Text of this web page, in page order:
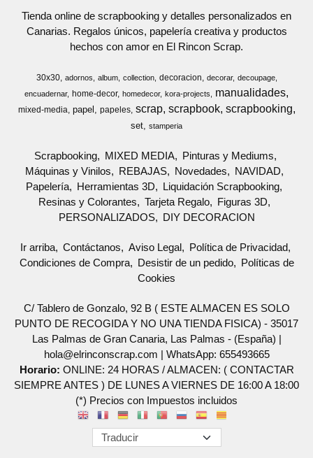
Tienda online de scrapbooking y detalles personalizados en
Canarias. Regalos únicos, papelería creativa y productos
hechos con amor en El Rincon Scrap.
30x30 adornos album collection decoracion decorar
decoupage
encuadernar
home-decor homedecor kora-projects manualidades
mixed-media papel papeles scrap scrapbook scrapbooking
set stamperia
Scrapbooking MIXED MEDIA
Pinturas y Mediums
Máquinas y Vinilos
REBAJAS Novedades
NAVIDAD
Papelería
Herramientas 3D
Liquidación Scrapbooking
Resinas y Colorantes
Tarjeta Regalo
Figuras 3D
PERSONALIZADOS
DIY DECORACION
Ir arriba Contáctanos Aviso Legal
Política de Privacidad
Condiciones de Compra
Desistir de un pedido
Políticas de
Cookies
C/ Tablero de Gonzalo, 92 B ( ESTE ALMACEN ES SOLO
PUNTO DE RECOGIDA Y NO UNA TIENDA FISICA) - 35017
Las Palmas de Gran Canaria, Las Palmas - (España) |
hola@elrinconscrap.com | WhatsApp: 655493665
Horario: ONLINE: 24 HORAS / ALMACEN: ( CONTACTAR
SIEMPRE ANTES ) DE LUNES A VIERNES DE 16:00 A 18:00
(*) Precios con Impuestos incluidos